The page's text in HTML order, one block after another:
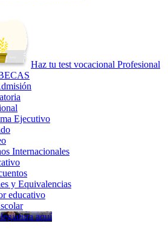
Haz tu test vocacional Profesional
Ejecutivo
Internacionales
y Equivalencias
educativo
aquí